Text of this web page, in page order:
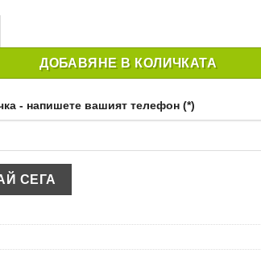
за БОЯ ЗА ГРАДИНАТА GARDEN PAINT
ДОБАВЯНЕ В КОЛИЧКАТА
- напишете вашият телефон (*)